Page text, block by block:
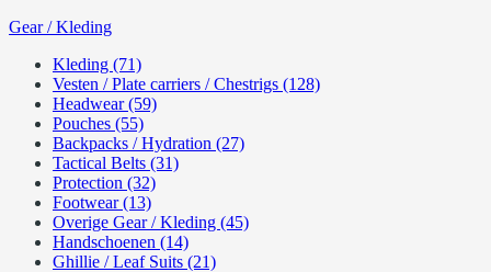
Gear / Kleding
Kleding (71)
Vesten / Plate carriers / Chestrigs (128)
Headwear (59)
Pouches (55)
Backpacks / Hydration (27)
Tactical Belts (31)
Protection (32)
Footwear (13)
Overige Gear / Kleding (45)
Handschoenen (14)
Ghillie / Leaf Suits (21)